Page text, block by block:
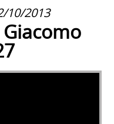
10/2013